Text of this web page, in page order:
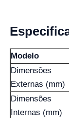
Modelo
Dimensões
Externas (mm)
Dimensões
Internas (mm)